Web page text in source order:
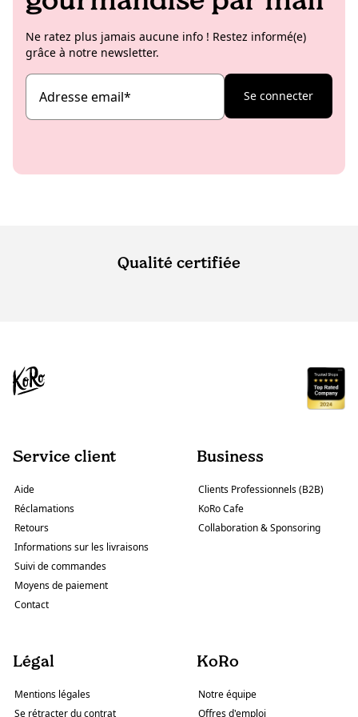
Ne ratez plus jamais aucune info ! Restez informé(e)
grâce à notre newsletter.
Adresse email* Se connecter
Qualité certifiée
Service client
Aide
Réclamations
Retours
Informations sur les livraisons
Suivi de commandes
Moyens de paiement
Contact
Business
Clients Professionnels (B2B)
KoRo Cafe
Collaboration & Sponsoring
Légal
Mentions légales
Se rétracter du contrat
KoRo
Notre équipe
Offres d'emploi